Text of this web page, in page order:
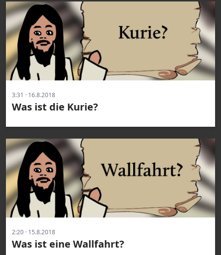
3:31 · 16.8.2018
Was ist die Kurie?
2:20 · 15.8.2018
Was ist eine Wallfahrt?